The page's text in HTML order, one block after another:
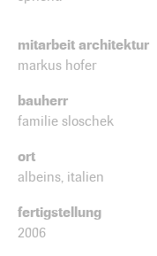
mitarbeit architektur
markus hofer
bauherr
familie sloschek
ort
albeins, italien
fertigstellung
2006